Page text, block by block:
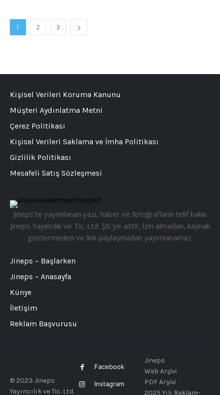
1 2 3
Jineps’te yayımlanan yazı, haber ve fotoğrafların telif hakkı
Jineps Yayıncılık ve Tic. Ltd. Şti.’ye aittir. İzin almadan, kaynak
göstermeden ve link paylaşmadan yayımlanamaz.
Jineps – Başlarken
Jineps – Anasayfa
Künye
İletişim
Reklam Başvurusu
Kişisel Verileri Koruma Kanunu
Müşteri Aydınlatma Metni
Çerez Politikası
Kişisel Verileri Saklama ve İmha Politikası
Gizlilik Politikası
Mesafeli Satış Sözleşmesi
© 2023 Jineps
Yayıncılık ve Tic. Ltd.
Facebook
Instagram
Jineps
Web Arşivi
PDF Arşivi
2025 Yılı Reklam-